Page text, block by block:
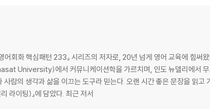
있었어
모르겠어
~할지 모르겠어
~에 대해서는 전혀 몰라
지 아니?
어회화 핵심패턴 233』 시리즈의 저자로, 20년 넘게 영어 교육에 힘써
University)에서 커뮤니케이션학을 가르치며, 인도 뉴델리에서 무
사람의 생각과 삶을 이끄는 도구라 믿는다. 오랜 시간 좋은 문장을 읽
라이팅)』에 담았다. 최근 저서